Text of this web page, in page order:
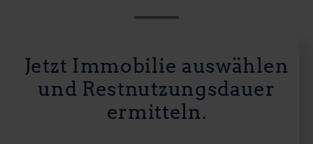
Jetzt Immobilie auswählen
und Restnutzungsdauer
ermitteln.